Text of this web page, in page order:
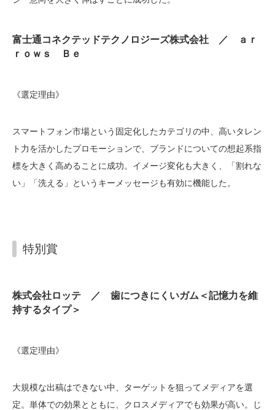
富士通コネクテッドテクノロジーズ株式会社 ／ ａｒ
ｒｏｗｓ Ｂｅ
《選定理由》
スマートフォン市場という固定化したカテゴリの中、高いタレン
ト力を活かしたプロモーションで、ブランドについての想起系指
標を大きく高めることに成功。イメージ変化も大きく、「割れな
い」「洗える」というキーメッセージも有効に機能した。
特別賞
株式会社ロッテ ／ 歯につきにくいガム＜記憶力を維
持するタイプ＞
《選定理由》
大規模な出稿はできない中、ターゲットを狙ってメディアを選
定。単体での効果とともに、クロスメディアでも効果が高い。じ